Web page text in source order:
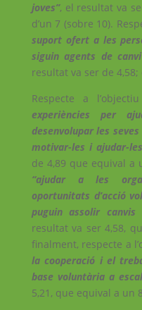
joves”, el resultat va
d’un 7 (sobre 10).
suport ofert a les
siguin agents de
resultat va ser de
Respecte a l’objectiu
experiències per
desenvolupar les
motivar-les i ajudar-
de 4,89 que equival a
“ajudar a les
oportunitats d’acció
puguin assolir
resultat va ser 4,58,
finalment, respecte a
la cooperació i el
base voluntària a
5,21, que equival a un